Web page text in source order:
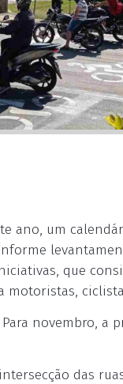
ano, um
que
motoristas,
novembro, a
das